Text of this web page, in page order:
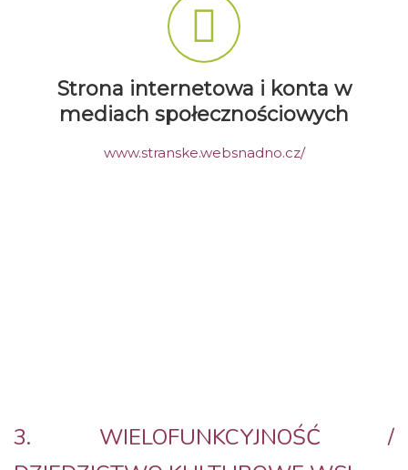
Strona internetowa i konta w
mediach społecznościowych
www.stranske.websnadno.cz/
3. WIELOFUNKCYJNOŚĆ /